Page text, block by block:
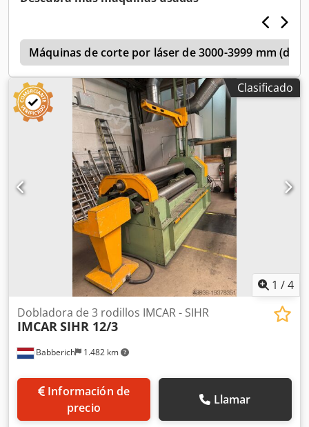
acero estructural 2 mm Codpfx Abswirv No Rorf Diámetro
del rodillo superior 90 mm Longitud 2080 mm Ancho 700
mm Altura 1250 mm Peso 410 kg 3 carretes Disposición
asimétrica de rodillos 2 rodillos accionados mediante
manivela Ajuste del rodillo trasero con volante Ranuras de
inserción de alambre en los rodillos inferiores y traseros
Rodillo superior abatible Dispositivo de laminación cónica
Instrucciones de uso en ALEMÁN
Máquinas de corte por láser de 3000-3999 mm
Clasificado
1 /4
Babberich 1.482 km
Dobladora de 3 rodillos IMCAR - SIHR
IMCARSIHR 12/3
Información de
precio
Llamar